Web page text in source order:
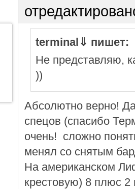
terminal⇓ пишет:
Не представляю,
))
Абсолютно верно!
спецов (спасибо
очень! сложно
менял со снятым
На американском
крестовую) 8 плюс 2